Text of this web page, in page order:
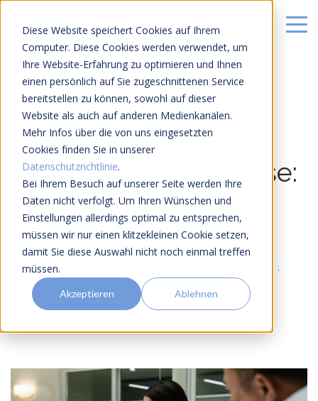
Diese Website speichert Cookies auf Ihrem
Computer. Diese Cookies werden verwendet, um
Ihre Website-Erfahrung zu optimieren und Ihnen
einen persönlich auf Sie zugeschnittenen Service
bereitstellen zu können, sowohl auf dieser
Website als auch auf anderen Medienkanälen.
Mehr Infos über die von uns eingesetzten
Cookies finden Sie in unserer
Datenschutzrichtlinie.
Bei Ihrem Besuch auf unserer Seite werden Ihre
Daten nicht verfolgt. Um Ihren Wünschen und
Einstellungen allerdings optimal zu entsprechen,
müssen wir nur einen klitzekleinen Cookie setzen,
damit Sie diese Auswahl nicht noch einmal treffen
müssen.
Akzeptieren Ablehnen
16 MIN LESEZEIT
CSRD-Szenarioanalyse:
Physische vs.
Transitionsrisiken
VonJohannes Fiegenbaum
·
Zuletzt aktualisiert 2. Juli 2026